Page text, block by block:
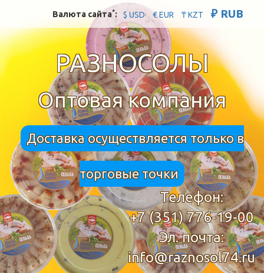
$ USD € EUR ₸ KZT ₽ RUB
Валюта сайта*:
РАЗНОСОЛЫ
Оптовая компания
Доставка осуществляется только в
торговые точки
Телефон:
+7 (351) 776-19-00
Эл. почта:
info@raznosol74.ru